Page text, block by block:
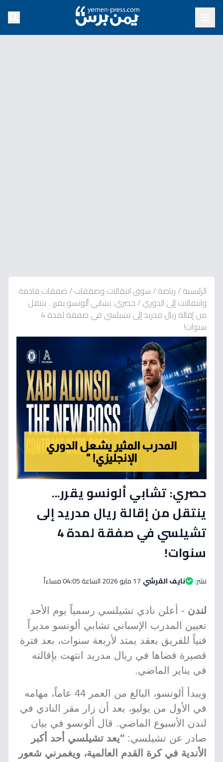
الرئيسية/رياضة/سوق انتقالات وصفقات/صفقات قادمة
وانتقالات إلى الدوري/حصري: تشابي ألونسو يقرر... ينتقل
من إقالة ريال مدريد إلى تشيلسي في صفقة لمدة 4
سنوات!
حصري: تشابي ألونسو يقرر...
ينتقل من إقالة ريال مدريد إلى
تشيلسي في صفقة لمدة 4
سنوات!
نشر: نايف القرشي 17 مايو 2026 الساعة 04:05 مساءاً
لندن - أعلن نادي تشيلسي رسمياً يوم الأحد
تعيين المدرب الإسباني تشابي ألونسو مديراً
فنياً للفريق بعقد يمتد لأربعة سنوات، بعد فترة
قصيرة قضاها في ريال مدريد انتهت بإقالته
في يناير الماضي.
ويبدأ ألونسو، البالغ من العمر 44 عاماً، مهامه
في الأول من يوليو، بعد أن زار مقر النادي في
لندن الأسبوع الماضي. قال ألونسو في بيان
صادر عن تشيلسي: "يعد تشيلسي أحد أكبر
الأندية في كرة القدم العالمية، ويغمرني شعور